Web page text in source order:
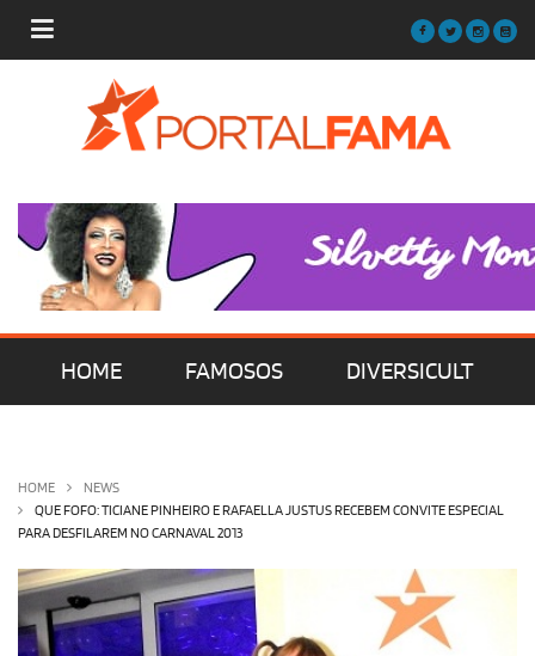
HOME FAMOSOS DIVERSICULT
OLHA ISSO!
HOME
NEWS
QUE FOFO: TICIANE PINHEIRO E RAFAELLA JUSTUS RECEBEM CONVITE ESPECIAL
PARA DESFILAREM NO CARNAVAL 2013